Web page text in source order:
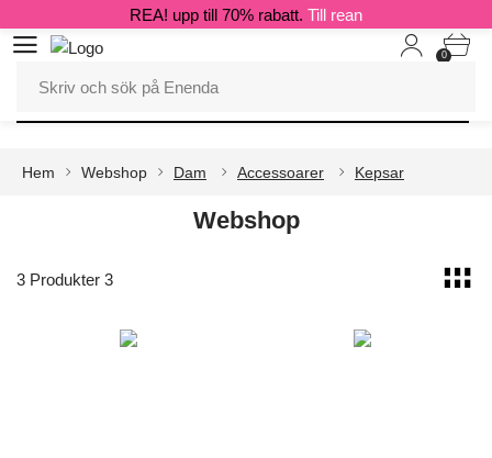
0
REA! upp till 70% rabatt. Till rean
Hem Webshop Dam Accessoarer Kepsar
Webshop
3 Produkter 3